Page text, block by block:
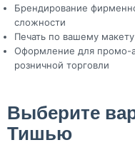
Брендирование
сложности
Печать по вашему
Оформление для промо-
розничной торговли
Выберите
Тишью